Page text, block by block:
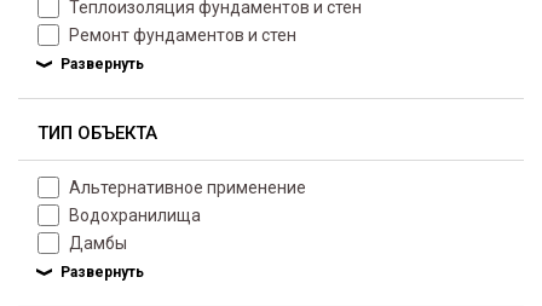
Теплоизоляция фундаментов и стен
Ремонт фундаментов и стен
ТИП ОБЪЕКТА
Альтернативное применение
Водохранилища
Дамбы